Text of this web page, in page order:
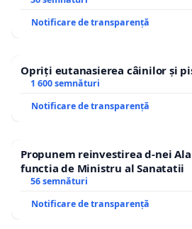
Notificare de transparență
Opriți eutanasierea câinilor și
1 600 semnături
Notificare de transparență
Propunem reinvestirea d-nei
functia de Ministru al Sanatatii
56 semnături
Notificare de transparență